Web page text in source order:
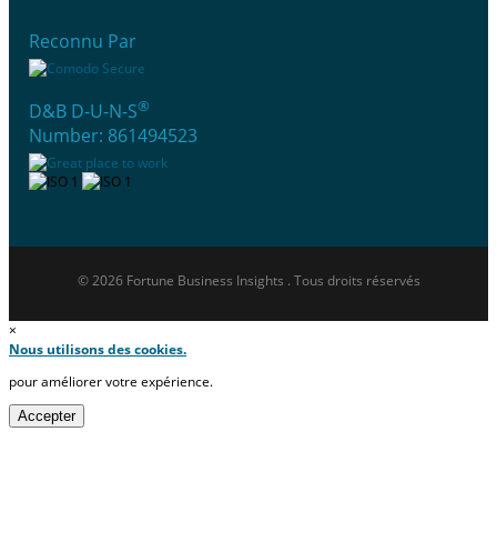
Reconnu Par
D&B D-U-N-S®
Number: 861494523
© 2026 Fortune Business Insights . Tous droits réservés
×
Nous utilisons des cookies.
pour améliorer votre expérience.
Accepter